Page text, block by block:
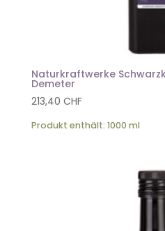
Naturkraftwerke
Demeter
213,40 CHF
Produkt enthält: 1000 ml